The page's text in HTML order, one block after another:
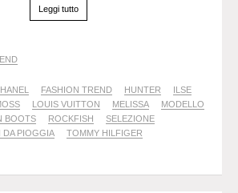
Leggi tutto
FASHION TREND HUNTER
ILSE
LOUIS VUITTON MELISSA
MODELLO
BOOTS ROCKFISH
SELEZIONE
DA PIOGGIA
TOMMY HILFIGER